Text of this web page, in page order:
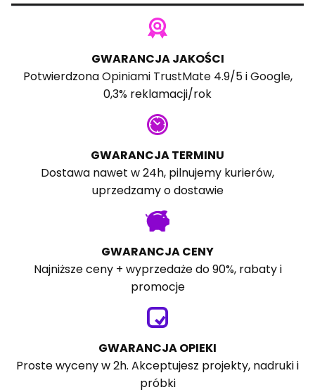
GWARANCJA JAKOŚCI
PotwierdzonaOpiniami TrustMate4.9/5 iGoogle,
0,3% reklamacji/rok
GWARANCJA TERMINU
Dostawa nawet w 24h, pilnujemy kurierów,
uprzedzamy o dostawie
GWARANCJA CENY
Najniższe ceny + wyprzedaże do 90%, rabaty i
promocje
GWARANCJA OPIEKI
Proste wyceny w 2h. Akceptujesz projekty, nadruki i
próbki